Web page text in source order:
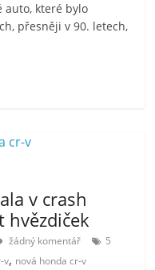
auto, které bylo
přesněji v 90. letech,
v crash
hvězdiček
žádný komentář
5
v, nová honda cr-v